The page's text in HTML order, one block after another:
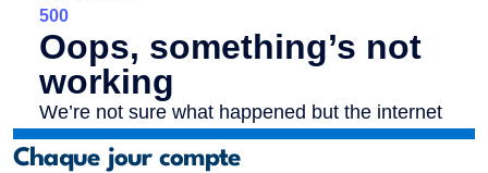
Chaque jour compte